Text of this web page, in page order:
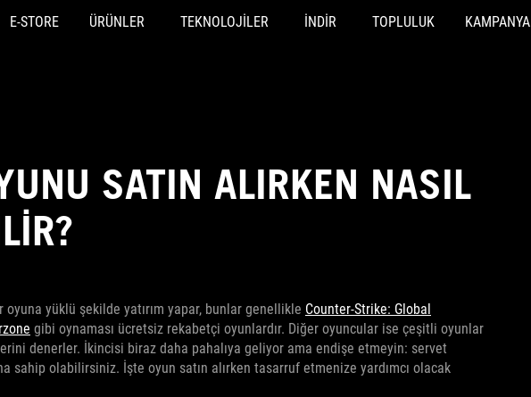
E-STORE ÜRÜNLER TEKNOLOJILER İNDIR TOPLULUK KAMPANYA
SATIN ALIRKEN NASIL
yüklü şekilde yatırım yapar, bunlar genellikle Counter-Strike: Global
gibi oynaması ücretsiz rekabetçi oyunlardır. Diğer oyuncular ise çeşitli oyunlar
denerler. İkincisi biraz daha pahalıya geliyor ama endişe etmeyin: servet
sahip olabilirsiniz. İşte oyun satın alırken tasarruf etmenize yardımcı olacak